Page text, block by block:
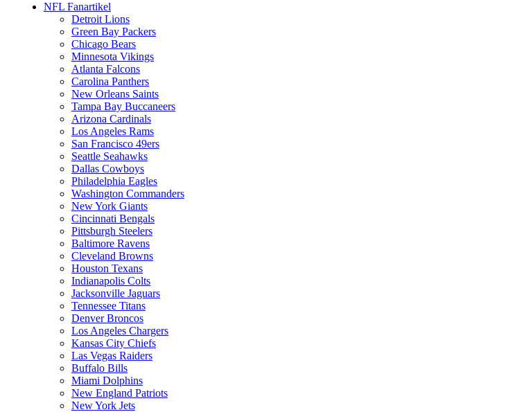
NFL Fanartikel
Detroit Lions
Green Bay Packers
Chicago Bears
Minnesota Vikings
Atlanta Falcons
Carolina Panthers
New Orleans Saints
Tampa Bay Buccaneers
Arizona Cardinals
Los Angeles Rams
San Francisco 49ers
Seattle Seahawks
Dallas Cowboys
Philadelphia Eagles
Washington Commanders
New York Giants
Cincinnati Bengals
Pittsburgh Steelers
Baltimore Ravens
Cleveland Browns
Houston Texans
Indianapolis Colts
Jacksonville Jaguars
Tennessee Titans
Denver Broncos
Los Angeles Chargers
Kansas City Chiefs
Las Vegas Raiders
Buffalo Bills
Miami Dolphins
New England Patriots
New York Jets